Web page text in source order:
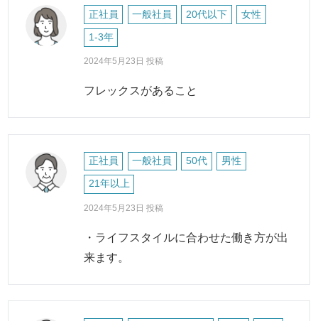
正社員 一般社員 20代以下 女性
1-3年
2024年5月23日 投稿
フレックスがあること
正社員 一般社員 50代 男性
21年以上
2024年5月23日 投稿
・ライフスタイルに合わせた働き方が出
来ます。